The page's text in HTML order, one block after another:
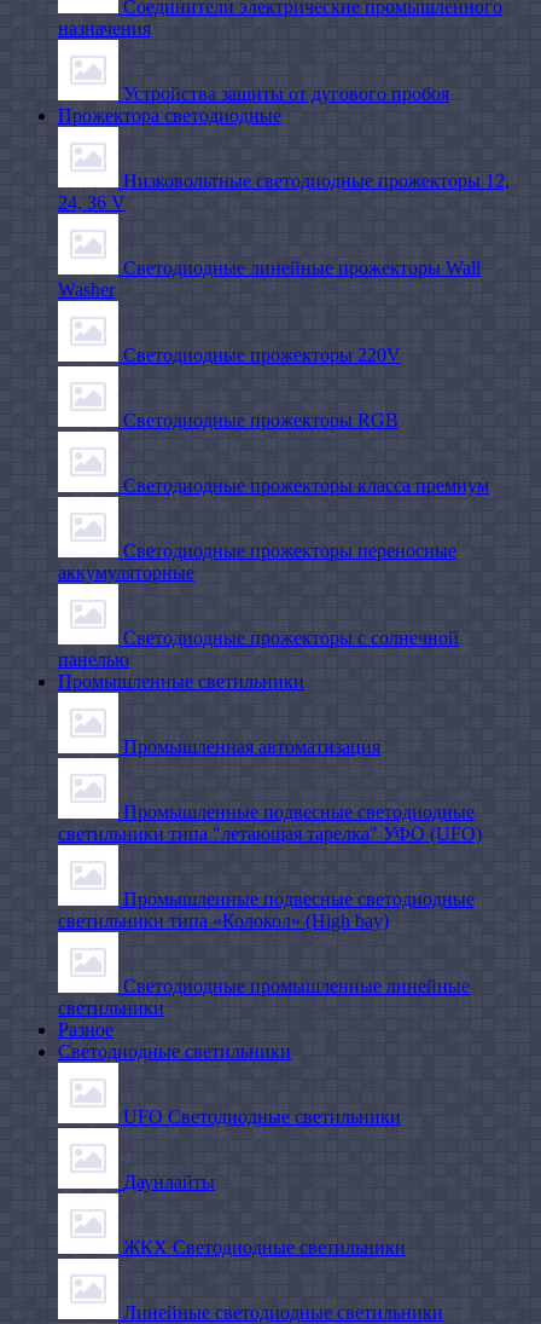
Соединители электрические промышленного
назначения
Устройства защиты от дугового пробоя
Прожектора светодиодные
Низковольтные светодиодные прожекторы 12,
24, 36 V
Светодиодные линейные прожекторы Wall
Washer
Светодиодные прожекторы 220V
Светодиодные прожекторы RGB
Светодиодные прожекторы класса премиум
Светодиодные прожекторы переносные
аккумуляторные
Светодиодные прожекторы с солнечной
панелью
Промышленные светильники
Промышленная автоматизация
Промышленные подвесные cветодиодные
светильники типа "летающая тарелка" УФО (UFO)
Промышленные подвесные cветодиодные
светильники типа «Колокол» (High bay)
Светодиодные промышленные линейные
светильники
Разное
Светодиодные светильники
UFO Светодиодные светильники
Даунлайты
ЖКХ Светодиодные светильники
Линейные светодиодные светильники